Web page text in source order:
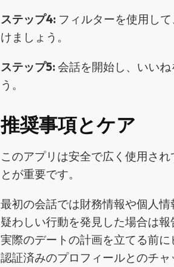
ステップ4: フィルターを使用し
けましょう。
ステップ5: 会話を開始し、いい
う。
推奨事項とケア
このアプリは安全で広く使用さ
とが重要です。
最初の会話では財務情報や個人情
疑わしい行動を発見した場合は報
実際のデートの計画を立てる前
認証済みのプロフィールとのチャ